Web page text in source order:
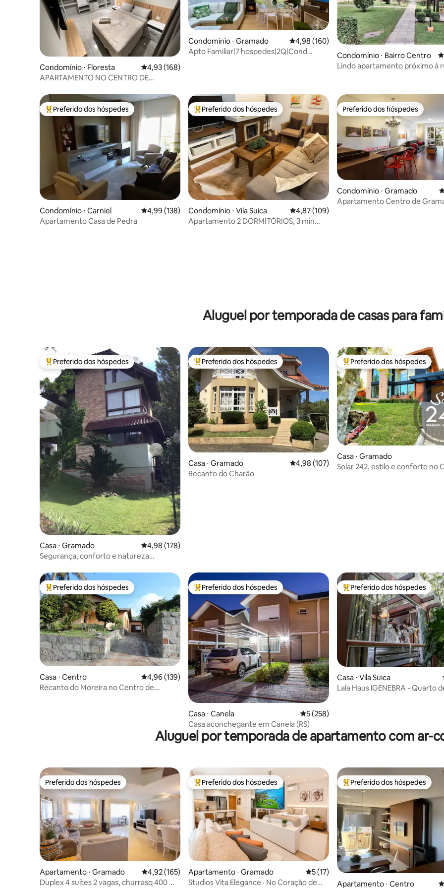
Condomínio ⋅ Floresta 4,93 de uma avaliação média de 5, 168 avaliações
4,93 (168)
APARTAMENTO NO CENTRO DE
Condomínio ⋅ Gramado 4,98 de uma avaliação média de 5, 160
4,98 (160)
Apto Familiar|7 hospedes|2Q|Cond
Condomínio ⋅ Bairro Centro
Lindo apartamento próximo à
Entre os melhores preferidos dos hóspedes
Preferido dos hóspedes
Condomínio ⋅ Carniel 4,99 de uma avaliação média de 5, 138 avaliações
4,99 (138)
Apartamento Casa de Pedra
Entre os melhores preferidos dos hóspedes
Preferido dos hóspedes
Condomínio ⋅ Vila Suica 4,87 de uma avaliação média de 5, 109
4,87 (109)
Apartamento 2 DORMITÓRIOS, 3 min
Preferido dos hóspedes
Preferido dos hóspedes
Condomínio ⋅ Gramado
Apartamento Centro de
Aluguel por temporada de casas para
Entre os melhores preferidos dos hóspedes
Preferido dos hóspedes
Casa ⋅ Gramado 4,98 de uma avaliação média de 5, 178 avaliações
4,98 (178)
Segurança, conforto e natureza
Entre os melhores preferidos dos hóspedes
Preferido dos hóspedes
Casa ⋅ Gramado 4,98 de uma avaliação média de 5, 107
4,98 (107)
Recanto do Charão
Entre os melhores preferidos
Preferido dos hóspedes
Casa ⋅ Gramado
Solar 242, estilo e conforto no
Entre os melhores preferidos dos hóspedes
Preferido dos hóspedes
Casa ⋅ Centro 4,96 de uma avaliação média de 5, 139 avaliações
4,96 (139)
Recanto do Moreira no Centro de
Entre os melhores preferidos dos hóspedes
Preferido dos hóspedes
Casa ⋅ Canela 5 de uma avaliação média de 5, 258
5 (258)
Casa aconchegante em Canela (RS)
Entre os melhores preferidos
Preferido dos hóspedes
Casa ⋅ Vila Suica
Lala Haus
Aluguel por temporada de apartamento com ar-
Preferido dos hóspedes
Preferido dos hóspedes
Apartamento ⋅ Gramado 4,92 de uma avaliação média de 5, 165 avaliações
4,92 (165)
Duplex 4 suítes 2 vagas, churrasq 400 m
Entre os melhores preferidos dos hóspedes
Preferido dos hóspedes
Apartamento ⋅ Gramado 5 de uma avaliação média de 5, 17
5 (17)
Studios Vita Elegance · No Coração de
Entre os melhores preferidos
Preferido dos hóspedes
Apartamento ⋅ Centro